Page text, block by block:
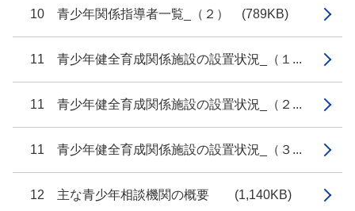
10 青少年関係指導者一覧_（２） (789KB)
11 青少年健全育成関係施設の設置状況_（１...
11 青少年健全育成関係施設の設置状況_（２...
11 青少年健全育成関係施設の設置状況_（３...
12 主な青少年相談機関の概要 (1,140KB)